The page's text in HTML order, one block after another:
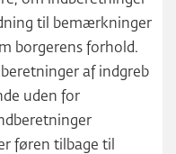
til bemærkninger
borgerens forhold.
af indgreb
uden for
føren tilbage til